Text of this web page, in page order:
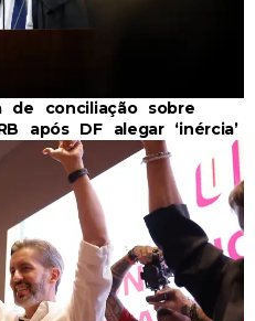
de conciliação sobre
após DF alegar ‘inércia’